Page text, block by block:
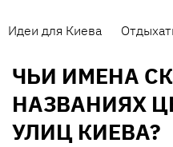
Идеи для Киева
ЧЬИ ИМЕНА
НАЗВАНИЯХ
УЛИЦ КИЕВА?